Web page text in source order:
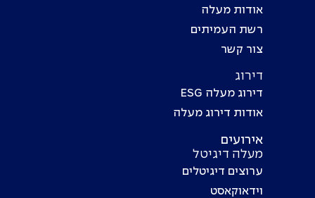
אודות מעלה
רשת העמיתים
צור קשר
דירוג
דירוג מעלה ESG
אודות דירוג מעלה
אירועים
מעלה דיגיטל
ערוצים דיגיטלים
וידאוקאסט